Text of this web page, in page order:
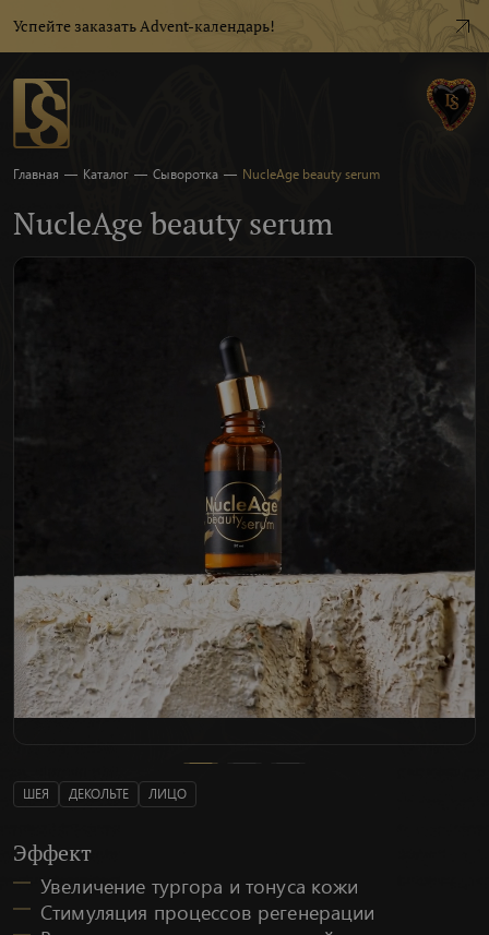
Успейте заказать Advent-календарь!
Главная — Каталог — Сыворотка — NucleAge beauty serum
NucleAge beauty serum
ШЕЯ ДЕКОЛЬТЕ ЛИЦО
Эффект
Увеличение тургора и тонуса кожи
Стимуляция процессов регенерации